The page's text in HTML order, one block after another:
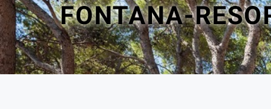
FONTANA-